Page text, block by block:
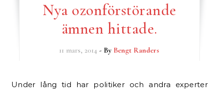
Nya ozonförstörande
ämnen hittade.
11 mars, 2014 - By Bengt Randers
Under lång tid har politiker och andra experter